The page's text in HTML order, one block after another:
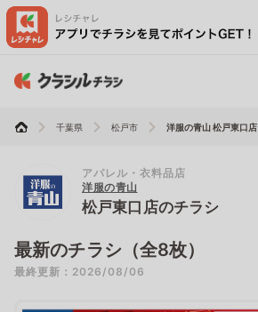
千葉県 松戸市 洋服の青山 松戸東口店
アパレル・衣料品店
洋服の青山
松戸東口店のチラシ
最新のチラシ（全8枚）
最終更新：2026/08/06